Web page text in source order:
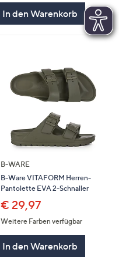
5
In den Warenkorb
B-WARE
B-Ware VITAFORM Herren-
Pantolette EVA 2-Schnaller
€ 29,97
Weitere Farben verfügbar
In den Warenkorb